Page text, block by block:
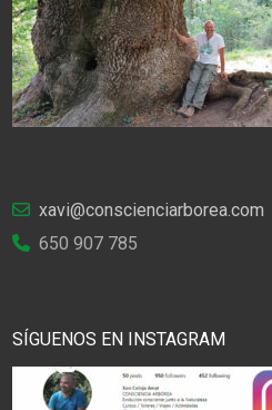
xavi@conscienciarborea.com
650 907 785
SÍGUENOS EN INSTAGRAM